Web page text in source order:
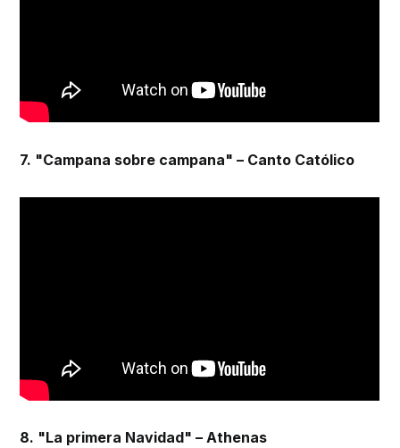
7. "Campana sobre campana" – Canto Católico
8. "La primera Navidad" – Athenas